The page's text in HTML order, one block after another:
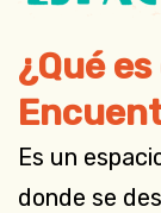
¿Qué
Es un
donde se